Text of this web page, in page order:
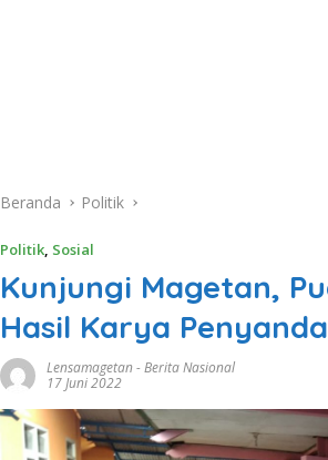
Beranda Politik
Politik, Sosial
Kunjungi Magetan,
Hasil Karya
Lensamagetan-Berita Nasional
17 Juni 2022